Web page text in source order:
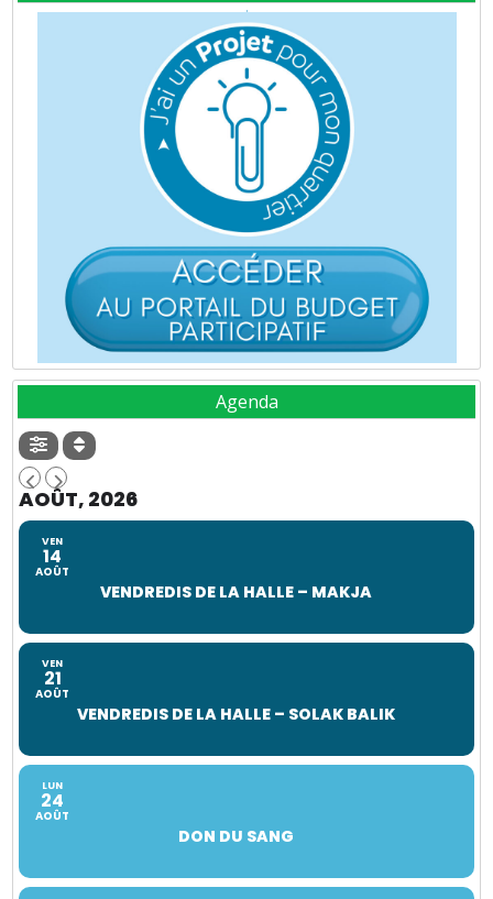
Agenda
AOÛT, 2026
VEN
14
AOÛT
VENDREDIS DE LA HALLE – MAKJA
VEN
21
AOÛT
VENDREDIS DE LA HALLE – SOLAK BALIK
LUN
24
AOÛT
DON DU SANG